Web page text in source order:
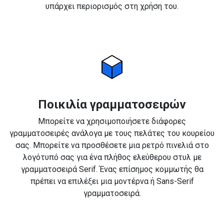
υπάρχει περιορισμός στη χρήση του.
Ποικιλία γραμματοσειρών
Μπορείτε να χρησιμοποιήσετε διάφορες
γραμματοσειρές ανάλογα με τους πελάτες του κουρείου
σας. Μπορείτε να προσθέσετε μια ρετρό πινελιά στο
λογότυπό σας για ένα πλήθος ελεύθερου στυλ με
γραμματοσειρά Serif. Ένας επίσημος κομμωτής θα
πρέπει να επιλέξει μια μοντέρνα ή Sans-Serif
γραμματοσειρά.